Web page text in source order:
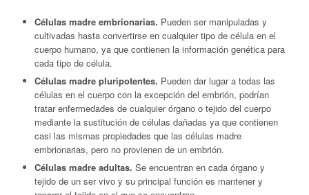
Células madre embrionarias. Pueden ser manipuladas y
cultivadas hasta convertirse en cualquier tipo de célula en el
cuerpo humano, ya que contienen la información genética para
cada tipo de célula.
Células madre pluripotentes. Pueden dar lugar a todas las
células en el cuerpo con la excepción del embrión, podrían
tratar enfermedades de cualquier órgano o tejido del cuerpo
mediante la sustitución de células dañadas ya que contienen
casi las mismas propiedades que las células madre
embrionarias, pero no provienen de un embrión.
Células madre adultas. Se encuentran en cada órgano y
tejido de un ser vivo y su principal función es mantener y